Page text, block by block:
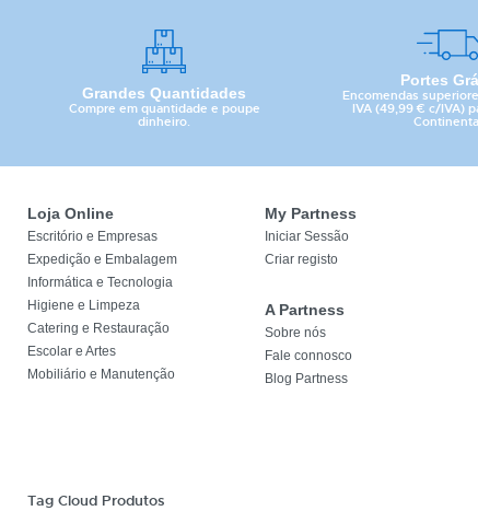
Grandes Quantidades
Compre em quantidade e poupe
dinheiro.
Portes
Encomendas
IVA (49,99 € c/IVA)
Loja Online
Escritório e Empresas
Expedição e Embalagem
Informática e Tecnologia
Higiene e Limpeza
Catering e Restauração
Escolar e Artes
Mobiliário e Manutenção
My Partness
Iniciar Sessão
Criar registo
A Partness
Sobre nós
Fale connosco
Blog Partness
Tag Cloud Produtos